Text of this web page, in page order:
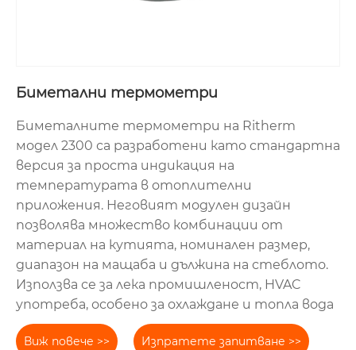
Биметални термометри
Биметалните термометри на Ritherm
модел 2300 са разработени като стандартна
версия за проста индикация на
температурата в отоплителни
приложения. Неговият модулен дизайн
позволява множество комбинации от
материал на кутията, номинален размер,
диапазон на мащаба и дължина на стеблото.
Използва се за лека промишленост, HVAC
употреба, особено за охлаждане и топла вода
Виж повече >> Изпратете запитване >>